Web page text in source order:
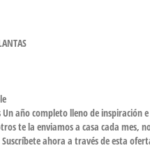
Un año completo lleno de inspiración
te la enviamos a casa cada mes,
Suscríbete ahora a través de esta